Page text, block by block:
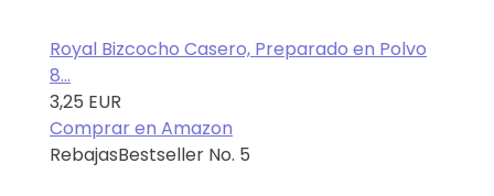
Royal Bizcocho Casero, Preparado en Polvo
8...
3,25 EUR
Comprar en Amazon
RebajasBestseller No. 5